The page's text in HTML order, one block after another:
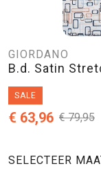
GIORDANO
B.d. Satin
SALE
€ 79,95
€ 63,96
SELECTEER